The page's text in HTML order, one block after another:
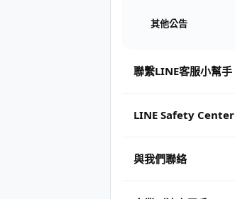
其他公告
聯繫LINE客服小幫手
LINE Safety Center
與我們聯絡